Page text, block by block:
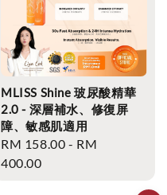
MLISS Shine 玻尿酸精華
2.0 - 深層補水、修復屏
障、敏感肌適用
Regular
price
RM 158.00 - RM
400.00